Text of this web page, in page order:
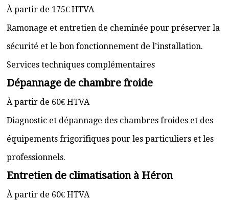
À partir de 175€ HTVA
Ramonage et entretien de cheminée pour préserver la
sécurité et le bon fonctionnement de l’installation.
Services techniques complémentaires
Dépannage de chambre froide
À partir de 60€ HTVA
Diagnostic et dépannage des chambres froides et des
équipements frigorifiques pour les particuliers et les
professionnels.
Entretien de climatisation à Héron
À partir de 60€ HTVA